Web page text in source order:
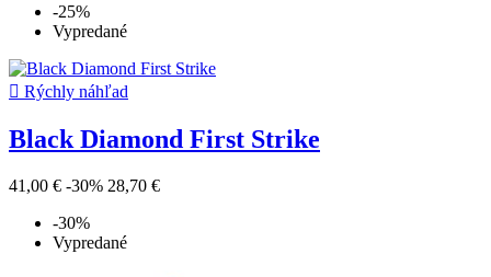
-25%
Vypredané
 Rýchly náhľad
Black Diamond First Strike
41,00 € -30% 28,70 €
-30%
Vypredané